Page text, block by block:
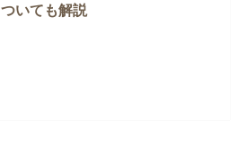
ついても解説